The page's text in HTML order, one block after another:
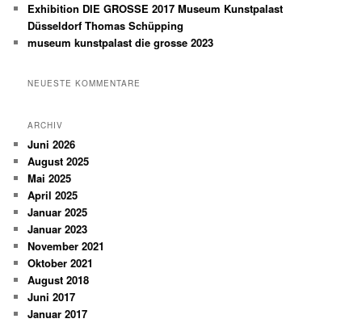
Exhibition DIE GROSSE 2017 Museum Kunstpalast
Düsseldorf Thomas Schüpping
museum kunstpalast die grosse 2023
NEUESTE KOMMENTARE
ARCHIV
Juni 2026
August 2025
Mai 2025
April 2025
Januar 2025
Januar 2023
November 2021
Oktober 2021
August 2018
Juni 2017
Januar 2017